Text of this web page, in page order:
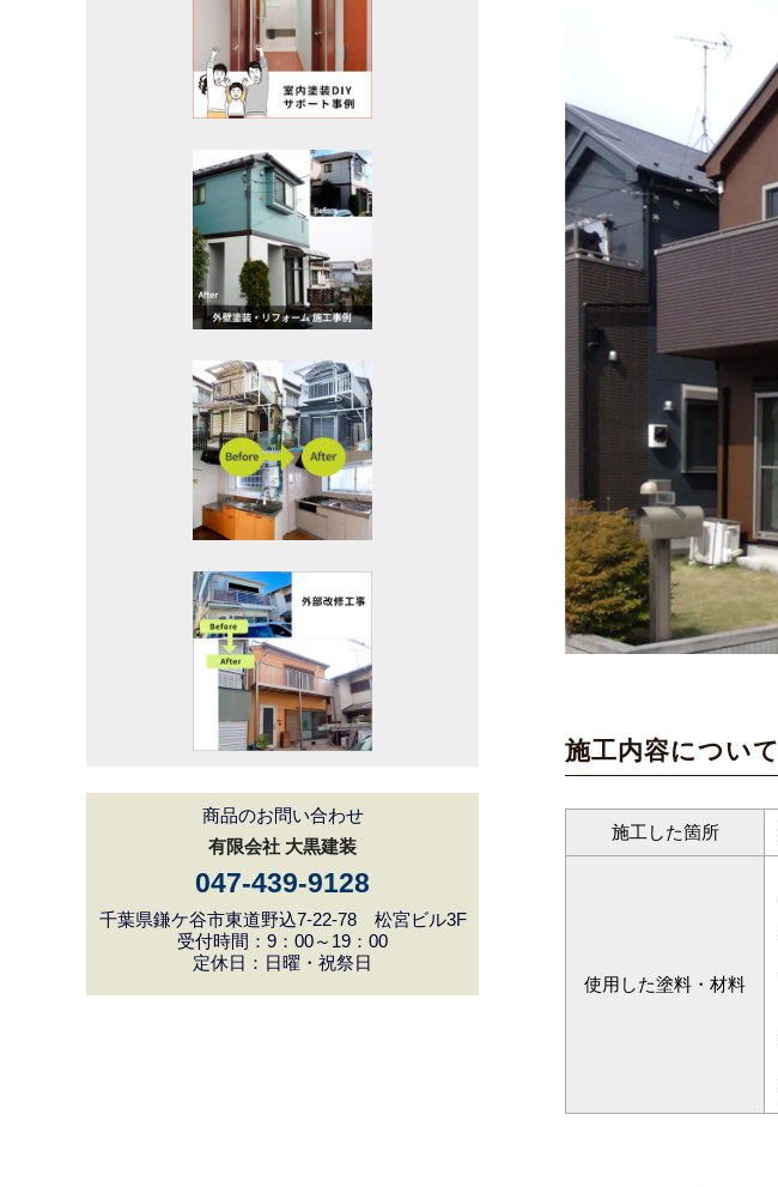
商品のお問い合わせ
有限会社 大黒建装
047-439-9128
千葉県鎌ケ谷市東道野込7-22-78 松宮ビル3F
受付時間：9：00～19：00
定休日：日曜・祝祭日
施工内容について
施工した箇所
使用した塗料・材料